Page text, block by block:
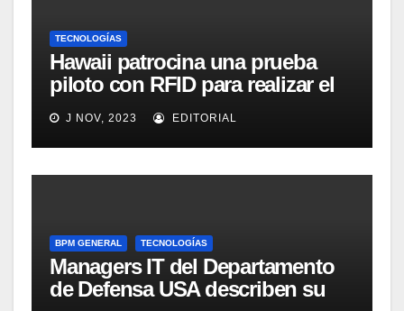
TECNOLOGÍAS
Hawaii patrocina una prueba
piloto con RFID para realizar el
seguimiento y control de
alimentos
J NOV, 2023 EDITORIAL
BPM GENERAL TECNOLOGÍAS
Managers IT del Departamento
de Defensa USA describen su